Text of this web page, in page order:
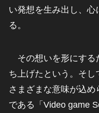
い発想を生み出し、
る。
その想いを形にする
ち上げたという。そし
さまざまな意味が込
である「Video game